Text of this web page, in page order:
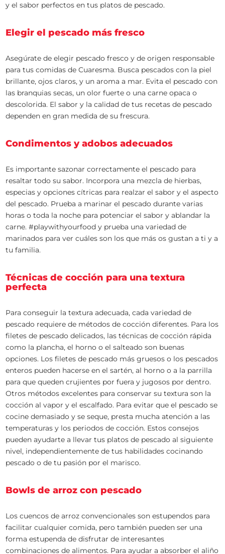
y el sabor perfectos en tus platos de pescado.
Elegir el pescado más fresco
Asegúrate de elegir pescado fresco y de origen responsable
para tus comidas de Cuaresma. Busca pescados con la piel
brillante, ojos claros, y un aroma a mar. Evita el pescado con
las branquias secas, un olor fuerte o una carne opaca o
descolorida. El sabor y la calidad de tus recetas de pescado
dependen en gran medida de su frescura.
Condimentos y adobos adecuados
Es importante sazonar correctamente el pescado para
resaltar todo su sabor. Incorpora una mezcla de hierbas,
especias y opciones cítricas para realzar el sabor y el aspecto
del pescado. Prueba a marinar el pescado durante varias
horas o toda la noche para potenciar el sabor y ablandar la
carne. #playwithyourfood y prueba una variedad de
marinados para ver cuáles son los que más os gustan a ti y a
tu familia.
Técnicas de cocción para una textura
perfecta
Para conseguir la textura adecuada, cada variedad de
pescado requiere de métodos de cocción diferentes. Para los
filetes de pescado delicados, las técnicas de cocción rápida
como la plancha, el horno o el salteado son buenas
opciones. Los filetes de pescado más gruesos o los pescados
enteros pueden hacerse en el sartén, al horno o a la parrilla
para que queden crujientes por fuera y jugosos por dentro.
Otros métodos excelentes para conservar su textura son la
cocción al vapor y el escalfado. Para evitar que el pescado se
cocine demasiado y se seque, presta mucha atención a las
temperaturas y los periodos de cocción. Estos consejos
pueden ayudarte a llevar tus platos de pescado al siguiente
nivel, independientemente de tus habilidades cocinando
pescado o de tu pasión por el marisco.
Bowls de arroz con pescado
Los cuencos de arroz convencionales son estupendos para
facilitar cualquier comida, pero también pueden ser una
forma estupenda de disfrutar de interesantes
combinaciones de alimentos. Para ayudar a absorber el aliño